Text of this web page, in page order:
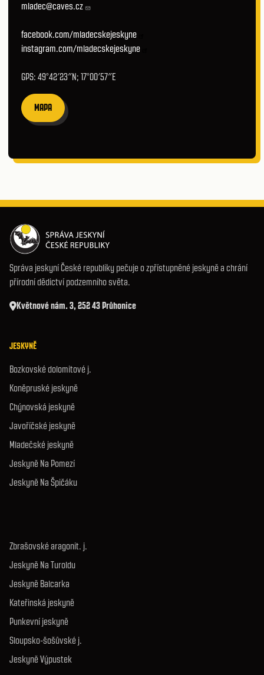
mladec@caves.cz
facebook.com/mladecskejeskyne
instagram.com/mladecskejeskyne
GPS: 49°42′23″N; 17°00′57″E
MAPA
Správa jeskyní České republiky pečuje o zpřístupněné jeskyně a chrání
přírodní dědictví podzemního světa.
Květnové nám. 3, 252 43 Průhonice
JESKYNĚ
Bozkovské dolomitové j.
Koněpruské jeskyně
Chýnovská jeskyně
Javoříčské jeskyně
Mladečské jeskyně
Jeskyně Na Pomezí
Jeskyně Na Špičáku
Zbrašovské aragonit. j.
Jeskyně Na Turoldu
Jeskyně Balcarka
Kateřinská jeskyně
Punkevní jeskyně
Sloupsko-šošůvské j.
Jeskyně Výpustek